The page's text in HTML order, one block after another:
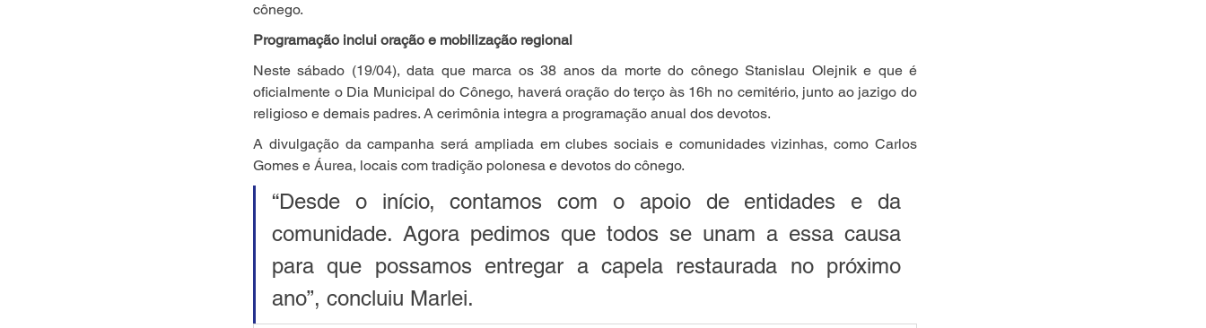
cônego.
Programação inclui oração e mobilização regional
Neste sábado (19/04), data que marca os 38 anos da morte do cônego Stanislau Olejnik e que é
oficialmente o Dia Municipal do Cônego, haverá oração do terço às 16h no cemitério, junto ao jazigo do
religioso e demais padres. A cerimônia integra a programação anual dos devotos.
A divulgação da campanha será ampliada em clubes sociais e comunidades vizinhas, como Carlos
Gomes e Áurea, locais com tradição polonesa e devotos do cônego.
“Desde o início, contamos com o apoio de entidades e da
comunidade. Agora pedimos que todos se unam a essa causa
para que possamos entregar a capela restaurada no próximo
ano”, concluiu Marlei.